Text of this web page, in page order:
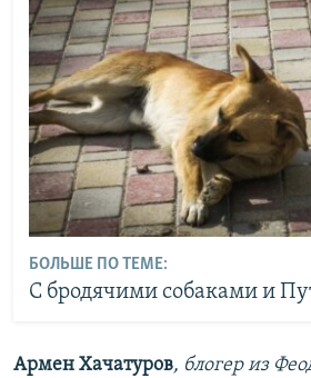
БОЛЬШЕ ПО ТЕМЕ:
С бродячими собаками и
Армен Хачатуров, блогер из